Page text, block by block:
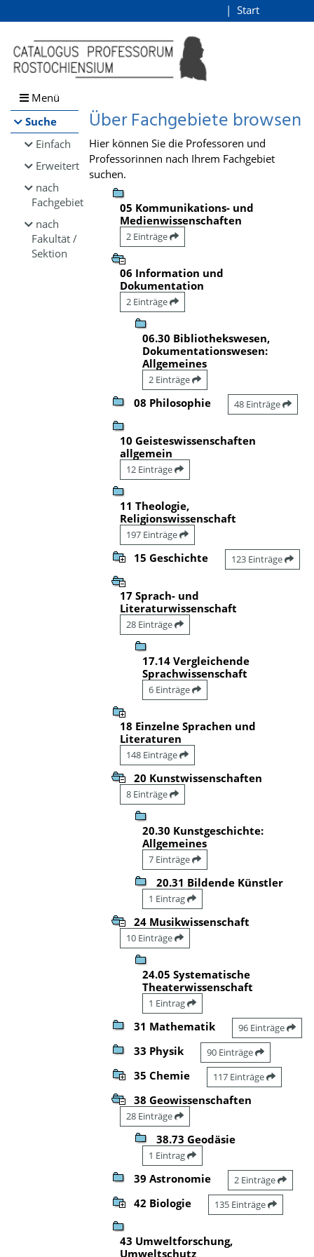
Browsen
direkt zum Inhalt
Start
Menü
Suche
Einfach
Erweitert
nach
Fachgebiet
nach
Fakultät /
Sektion
Über Fachgebiete browsen
Hier können Sie die Professoren und
Professorinnen nach Ihrem Fachgebiet
suchen.
05 Kommunikations- und
Medienwissenschaften
2 Einträge
06 Information und
Dokumentation
2 Einträge
06.30 Bibliothekswesen,
Dokumentationswesen:
Allgemeines
2 Einträge
08 Philosophie 48 Einträge
10 Geisteswissenschaften
allgemein
12 Einträge
11 Theologie,
Religionswissenschaft
197 Einträge
15 Geschichte 123 Einträge
17 Sprach- und
Literaturwissenschaft
28 Einträge
17.14 Vergleichende
Sprachwissenschaft
6 Einträge
18 Einzelne Sprachen und
Literaturen
148 Einträge
20 Kunstwissenschaften
8 Einträge
20.30 Kunstgeschichte:
Allgemeines
7 Einträge
20.31 Bildende Künstler
1 Eintrag
24 Musikwissenschaft
10 Einträge
24.05 Systematische
Theaterwissenschaft
1 Eintrag
31 Mathematik 96 Einträge
33 Physik 90 Einträge
35 Chemie 117 Einträge
38 Geowissenschaften
28 Einträge
38.73 Geodäsie
1 Eintrag
39 Astronomie 2 Einträge
42 Biologie 135 Einträge
43 Umweltforschung,
Umweltschutz